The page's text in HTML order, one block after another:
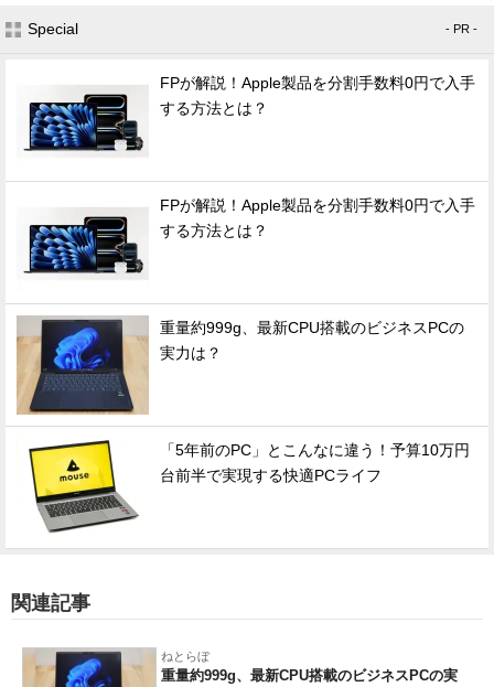
Special - PR -
FPが解説！Apple製品を分割手数料0円で入手
する方法とは？
FPが解説！Apple製品を分割手数料0円で入手
する方法とは？
重量約999g、最新CPU搭載のビジネスPCの
実力は？
「5年前のPC」とこんなに違う！予算10万円
台前半で実現する快適PCライフ
関連記事
ねとらぼ
重量約999g、最新CPU搭載のビジネスPCの実